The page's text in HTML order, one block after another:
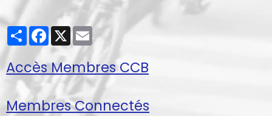
PartagerFacebook
X Email
Accès Membres CCB
Membres Connectés